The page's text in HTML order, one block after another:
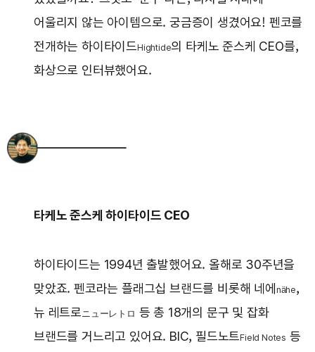
어울리지 않는 아이템으로. 궁금증이 생겼어요! 펜코를
전개하는 하이타이드Hightide의 타케노 준스케 CEO를,
화상으로 인터뷰했어요.
타케노 준스케 하이타이드 CEO
하이타이드는 1994년 출발했어요. 올해로 30주년을
맞았죠. 펜코라는 플래그십 브랜드를 비롯해 네에 nähe,
뉴 레트로ニューレト ロ 등 총 18개의 문구 및 잡화
브랜드를 거느리고 있어요. BIC, 필드노트Field Notes 등